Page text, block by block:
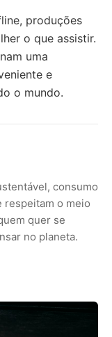
produções
o que assistir.
uma
e
o mundo.
consumo
respeitam o meio
quer se
no planeta.